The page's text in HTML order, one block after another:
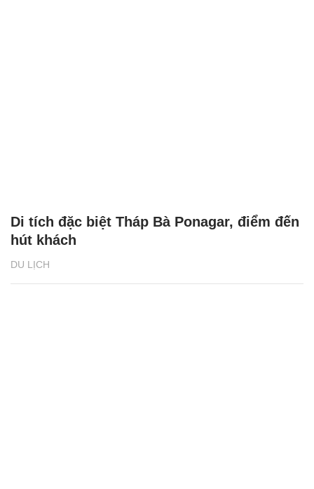
DU LỊCH
Di tích đặc biệt Tháp Bà Ponagar, điểm đến
hút khách